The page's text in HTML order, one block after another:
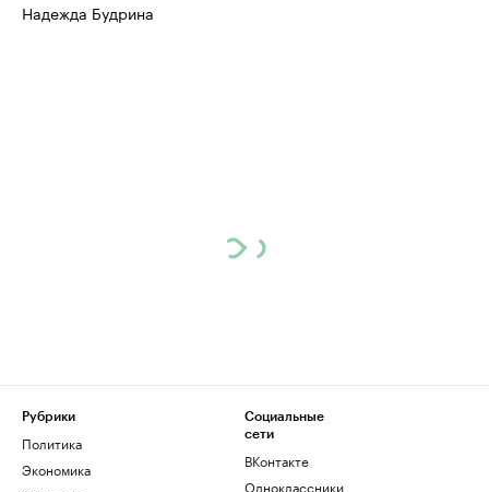
Надежда Будрина
Рубрики
Политика
Экономика
Социальные
сети
ВКонтакте
Одноклассники